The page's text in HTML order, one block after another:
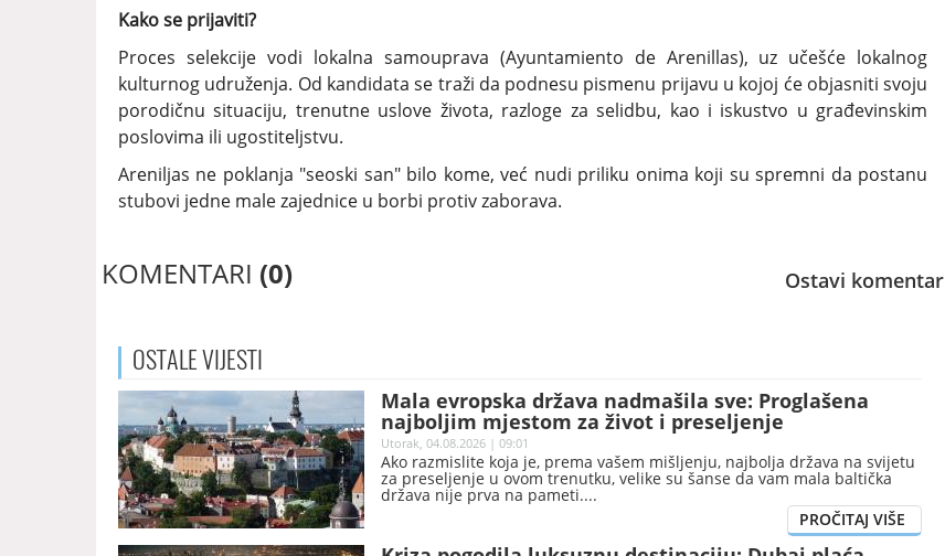
Kako se prijaviti?
Proces selekcije vodi lokalna samouprava (Ayuntamiento de Arenillas), uz učešće lokalnog
kulturnog udruženja. Od kandidata se traži da podnesu pismenu prijavu u kojoj će objasniti svoju
porodičnu situaciju, trenutne uslove života, razloge za selidbu, kao i iskustvo u građevinskim
poslovima ili ugostiteljstvu.
Areniljas ne poklanja "seoski san" bilo kome, već nudi priliku onima koji su spremni da postanu
stubovi jedne male zajednice u borbi protiv zaborava.
KOMENTARI (0) Ostavi komentar
OSTALEVIJESTI
Mala evropska država nadmašila sve: Proglašena
najboljim mjestom za život i preseljenje
Utorak, 04.08.2026 | 09:01
Ako razmislite koja je, prema vašem mišljenju, najbolja država na svijetu
za preseljenje u ovom trenutku, velike su šanse da vam mala baltička
država nije prva na pameti.